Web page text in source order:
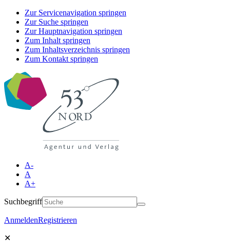
Zur Servicenavigation springen
Zur Suche springen
Zur Hauptnavigation springen
Zum Inhalt springen
Zum Inhaltsverzeichnis springen
Zum Kontakt springen
A-
A
A+
Suchbegriff
AnmeldenRegistrieren
✕